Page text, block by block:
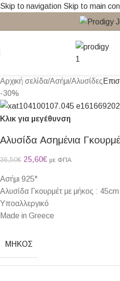
Skip to navigation Skip to main
Αρχική σελίδα/Ασήμι/Αλυσίδες
-30%
Κλικ για μεγέθυνση
Αλυσίδα Ασημένια
36,50€ 25,60€ με ΦΠΑ
Ασήμι 925°
Αλυσίδα Γκουρμέτ με μήκος :
Υποαλλεργικό
Made in Greece
ΜΉΚΟΣ